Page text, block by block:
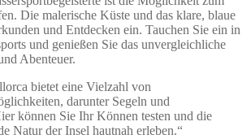
Die malerische Küste und das klare, blaue
und Entdecken ein. Tauchen Sie ein in
und genießen Sie das unvergleichliche
Abenteuer.
bietet eine Vielzahl von
darunter Segeln und
können Sie Ihr Können testen und die
Natur der Insel hautnah erleben.“